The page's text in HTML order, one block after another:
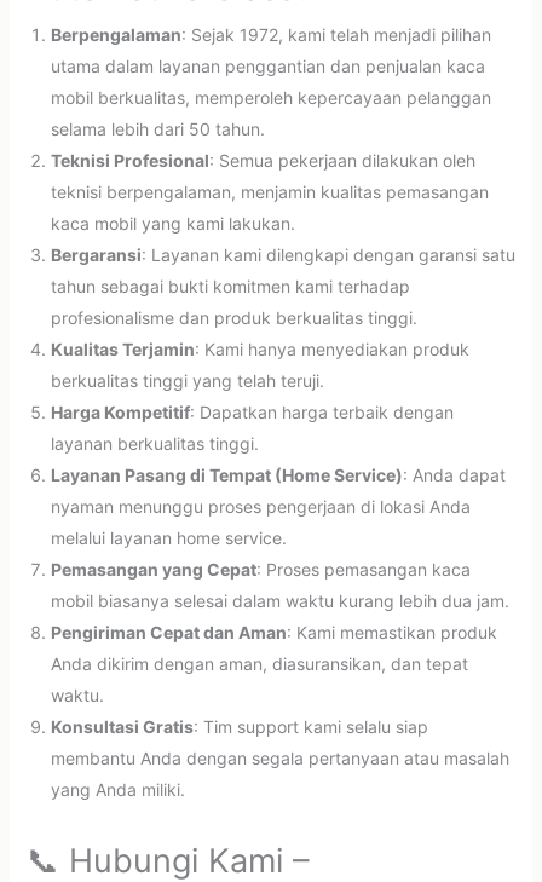
Berpengalaman: Sejak 1972, kami telah menjadi pilihan
utama dalam layanan penggantian dan penjualan kaca
mobil berkualitas, memperoleh kepercayaan pelanggan
selama lebih dari 50 tahun.
Teknisi Profesional: Semua pekerjaan dilakukan oleh
teknisi berpengalaman, menjamin kualitas pemasangan
kaca mobil yang kami lakukan.
Bergaransi: Layanan kami dilengkapi dengan garansi satu
tahun sebagai bukti komitmen kami terhadap
profesionalisme dan produk berkualitas tinggi.
Kualitas Terjamin: Kami hanya menyediakan produk
berkualitas tinggi yang telah teruji.
Harga Kompetitif: Dapatkan harga terbaik dengan
layanan berkualitas tinggi.
Layanan Pasang di Tempat (Home Service): Anda dapat
nyaman menunggu proses pengerjaan di lokasi Anda
melalui layanan home service.
Pemasangan yang Cepat: Proses pemasangan kaca
mobil biasanya selesai dalam waktu kurang lebih dua jam.
Pengiriman Cepat dan Aman: Kami memastikan produk
Anda dikirim dengan aman, diasuransikan, dan tepat
waktu.
Konsultasi Gratis: Tim support kami selalu siap
membantu Anda dengan segala pertanyaan atau masalah
yang Anda miliki.
📞 Hubungi Kami –